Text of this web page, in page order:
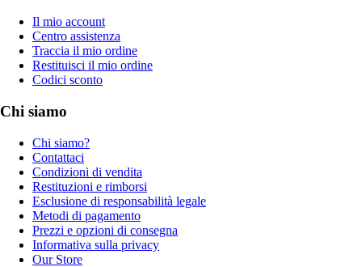
Il mio account
Centro assistenza
Traccia il mio ordine
Restituisci il mio ordine
Codici sconto
Chi siamo
Chi siamo?
Contattaci
Condizioni di vendita
Restituzioni e rimborsi
Esclusione di responsabilità legale
Metodi di pagamento
Prezzi e opzioni di consegna
Informativa sulla privacy
Our Store